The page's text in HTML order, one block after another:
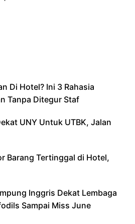
Di Hotel? Ini 3 Rahasia
Tanpa Ditegur Staf
UNY Untuk UTBK, Jalan
Barang Tertinggal di Hotel,
Inggris Dekat Lembaga
Sampai Miss June